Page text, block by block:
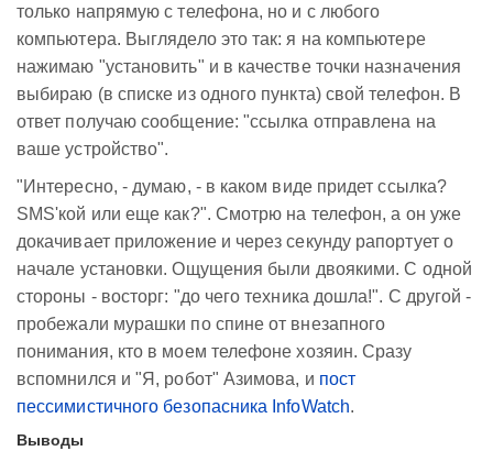
только напрямую с телефона, но и с любого
компьютера. Выглядело это так: я на компьютере
нажимаю "установить" и в качестве точки назначения
выбираю (в списке из одного пункта) свой телефон. В
ответ получаю сообщение: "ссылка отправлена на
ваше устройство".
"Интересно, - думаю, - в каком виде придет ссылка?
SMS'кой или еще как?". Смотрю на телефон, а он уже
докачивает приложение и через секунду рапортует о
начале установки. Ощущения были двоякими. С одной
стороны - восторг: "до чего техника дошла!". С другой -
пробежали мурашки по спине от внезапного
понимания, кто в моем телефоне хозяин. Сразу
вспомнился и "Я, робот" Азимова, и пост
пессимистичного безопасника InfoWatch.
Выводы